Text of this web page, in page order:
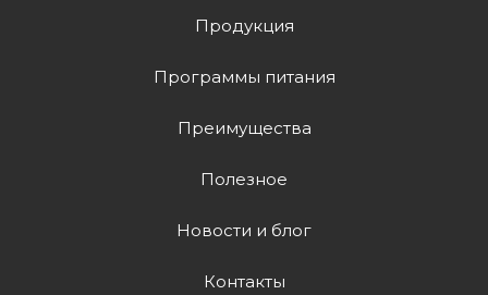
Продукция
Программы питания
Преимущества
Полезное
Новости и блог
Контакты